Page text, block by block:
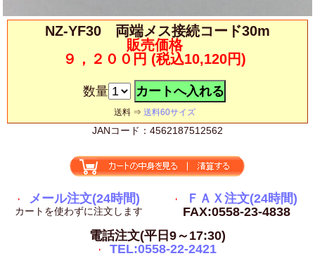
NZ-YF30 両端メス接続コード30m
販売価格
９，２００円 (税込10,120円)
数量
送料 ⇒ 送料60サイズ
JANコード：4562187512562
メール注文(24時間)
カートを使わずに注文します
ＦＡＸ注文(24時間)
FAX:0558-23-4838
電話注文(平日9～17:30)
TEL:0558-22-2421